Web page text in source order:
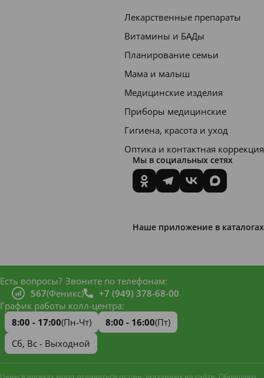
Лекарственные препараты
Витамины и БАДы
Планирование семьи
Мама и малыш
Медицинские изделия
Приборы медицинские
Гигиена, красота и уход
Оптика и контактная коррекция
Мы в социальных сетях
Наше приложение в каталогах
Есть вопросы? Звоните по телефонам:
567(Феникс)
+7 (949) 378-68-00
График работы колл-центра:
8:00 - 17:00(Пн-Чт) 8:00 - 16:00(Пт)
Сб, Вс - Выходной